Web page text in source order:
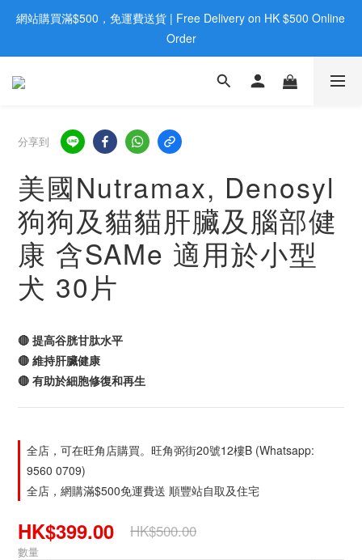
歡迎親臨旺角店購買：旺角弼街20號12樓B  |  RealDeal 保健品 |
WhatsApp 9560 0709
網站購買滿$500，免運費送貨 | Free Delivery on HK $500 Online
Order
歡迎親臨旺角店購買：旺角弼街20號12樓B  |  RealDeal 保健品 |
分享到
美國Nutramax, Denosyl
狗狗及貓貓肝臟及腦部健
康 含SAMe 適用於小型
犬 30片
🔴 提高谷胱甘肽水平
🔴 維持肝臟健康
🔴 有助於細胞修復和再生
全店，可在旺角店購買。旺角弼街20號12樓B (Whatsapp:
9560 0709)
全店，網購滿$500免運費送 順豐站自取及住宅
HK$399.00 HK$500.00
數量